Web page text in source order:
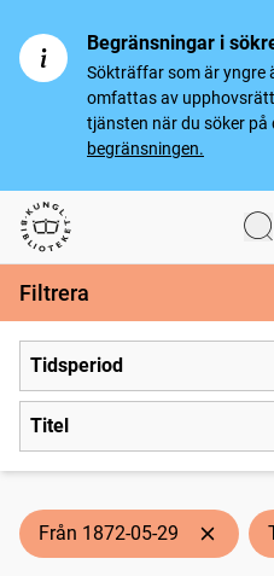
Begränsningar i
Sökträffar som är yngre
omfattas av
tjänsten när du söker på
begränsningen.
Svenska tidningar
Filtrera
Tidsperiod
Titel
Från 1872-05-29